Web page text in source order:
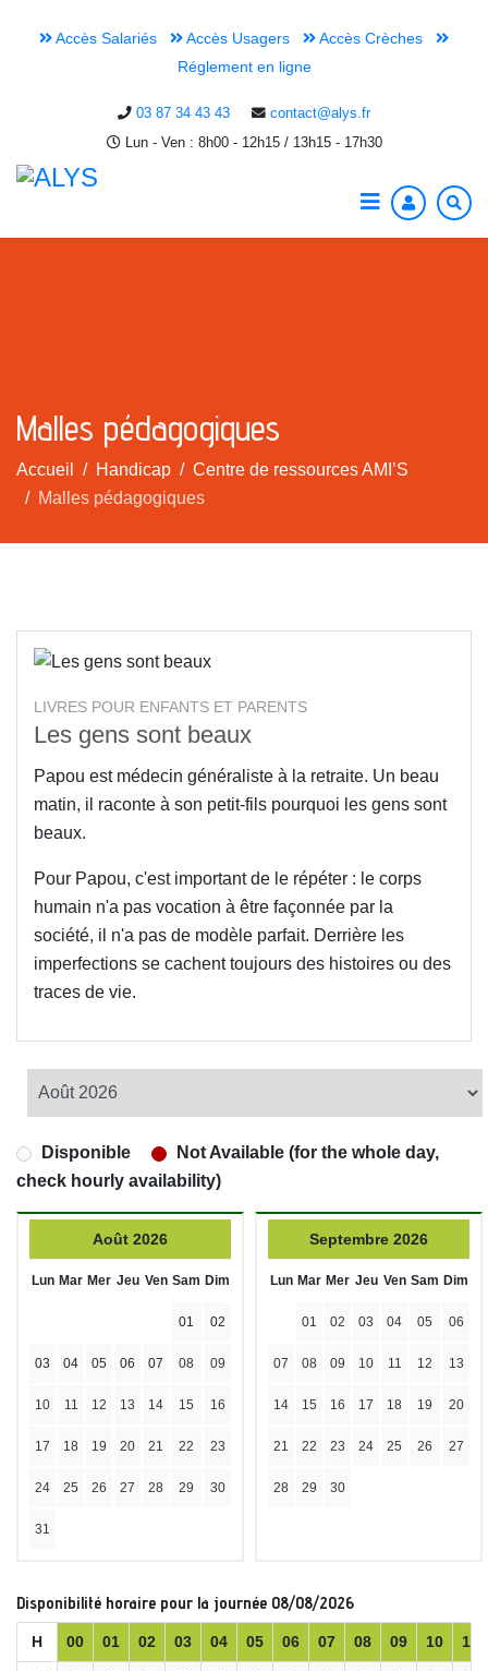
Accès Salariés Accès Usagers
Accès Crèches
Réglement en ligne
03 87 34 43 43
contact@alys.fr
Lun - Ven : 8h00 - 12h15 / 13h15 - 17h30
Malles pédagogiques
Accueil Handicap
Centre de ressources AMI’S
Malles pédagogiques
LIVRES POUR ENFANTS ET PARENTS
Les gens sont beaux
Papou est médecin généraliste à la retraite. Un beau
matin, il raconte à son petit-fils pourquoi les gens sont
beaux.
Pour Papou, c'est important de le répéter : le corps
humain n'a pas vocation à être façonnée par la
société, il n'a pas de modèle parfait. Derrière les
imperfections se cachent toujours des histoires ou des
traces de vie.
Disponible
Not Available (for the whole day,
check hourly availability)
Août 2026
Lun Mar Mer Jeu Ven Sam Dim
01 02
03 04 05 06 07 08 09
10 11 12 13 14 15 16
17 18 19 20 21 22 23
24 25 26 27 28 29 30
31
Septembre 2026
Lun Mar Mer Jeu Ven Sam Dim
01 02 03 04 05 06
07 08 09 10 11 12 13
14 15 16 17 18 19 20
21 22 23 24 25 26 27
28 29 30
Disponibilité horaire pour la journée 08/08/2026
H 00 01 02 03 04 05 06 07 08 09 10 11